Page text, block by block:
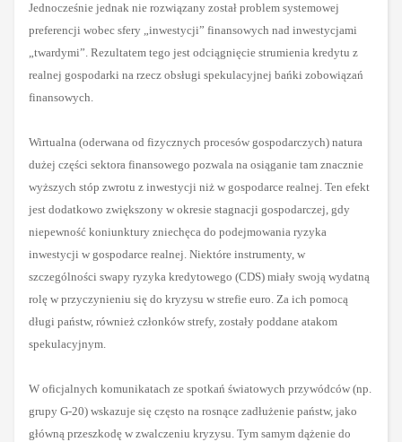
Jednocześnie jednak nie rozwiązany został problem systemowej
preferencji wobec sfery „inwestycji” finansowych nad inwestycjami
„twardymi”. Rezultatem tego jest odciągnięcie strumienia kredytu z
realnej gospodarki na rzecz obsługi spekulacyjnej bańki zobowiązań
finansowych.
Wirtualna (oderwana od fizycznych procesów gospodarczych) natura
dużej części sektora finansowego pozwala na osiąganie tam znacznie
wyższych stóp zwrotu z inwestycji niż w gospodarce realnej. Ten efekt
jest dodatkowo zwiększony w okresie stagnacji gospodarczej, gdy
niepewność koniunktury zniechęca do podejmowania ryzyka
inwestycji w gospodarce realnej. Niektóre instrumenty, w
szczególności swapy ryzyka kredytowego (CDS) miały swoją wydatną
rolę w przyczynieniu się do kryzysu w strefie euro. Za ich pomocą
długi państw, również członków strefy, zostały poddane atakom
spekulacyjnym.
W oficjalnych komunikatach ze spotkań światowych przywódców (np.
grupy G-20) wskazuje się często na rosnące zadłużenie państw, jako
główną przeszkodę w zwalczeniu kryzysu. Tym samym dążenie do